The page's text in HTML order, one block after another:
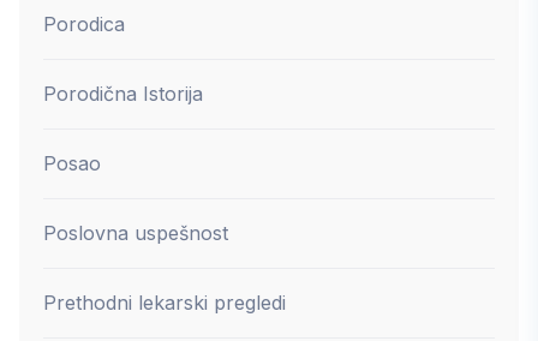
Porodica
Porodična Istorija
Posao
Poslovna uspešnost
Prethodni lekarski pregledi